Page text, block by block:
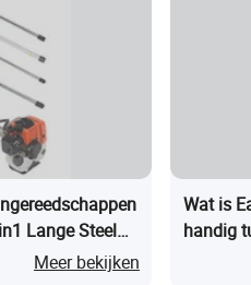
bestuurder te starten.
Lange Steel
Meer bekijken
Wat is
handig